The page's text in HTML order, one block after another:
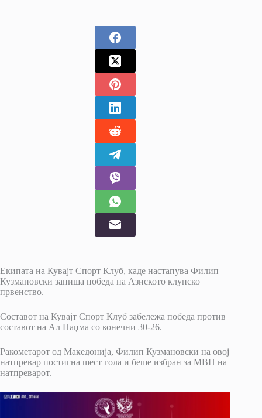
Екипата на Кувајт Спорт Клуб, каде настапува Филип
Кузмановски запиша победа на Азиското клупско
првенство.
Составот на Кувајт Спорт Клуб забележа победа против
составот на Ал Наџма со конечни 30-26.
Ракометарот од Македонија, Филип Кузмановски на овој
натпревар постигна шест гола и беше избран за МВП на
натпреварот.